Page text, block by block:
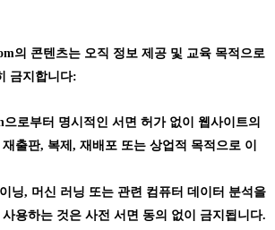
의 콘텐츠는 오직 정보 제공 및 교육 목적으로
금지합니다:
로부터 명시적인 서면 허가 없이 웹사이트의
출판, 복제, 재배포 또는 상업적 목적으로 이
닝, 머신 러닝 또는 관련 컴퓨터 데이터 분석을
용하는 것은 사전 서면 동의 없이 금지됩니다.